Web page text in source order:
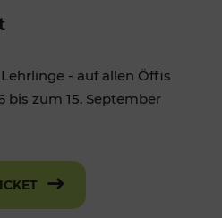
- auf allen Öffis
bis zum 15. September